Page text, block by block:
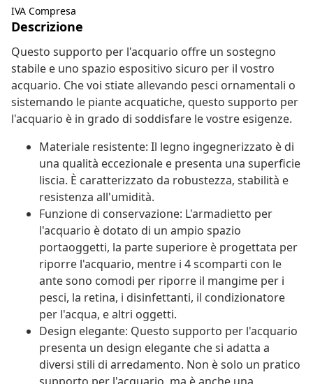
IVA Compresa
Descrizione
Questo supporto per l'acquario offre un sostegno
stabile e uno spazio espositivo sicuro per il vostro
acquario. Che voi stiate allevando pesci ornamentali o
sistemando le piante acquatiche, questo supporto per
l'acquario è in grado di soddisfare le vostre esigenze.
Materiale resistente: Il legno ingegnerizzato è di
una qualità eccezionale e presenta una superficie
liscia. È caratterizzato da robustezza, stabilità e
resistenza all'umidità.
Funzione di conservazione: L'armadietto per
l'acquario è dotato di un ampio spazio
portaoggetti, la parte superiore è progettata per
riporre l'acquario, mentre i 4 scomparti con le
ante sono comodi per riporre il mangime per i
pesci, la retina, i disinfettanti, il condizionatore
per l'acqua, e altri oggetti.
Design elegante: Questo supporto per l'acquario
presenta un design elegante che si adatta a
diversi stili di arredamento. Non è solo un pratico